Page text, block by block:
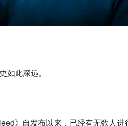
如此深远。
》自发布以来，已经有无数人进